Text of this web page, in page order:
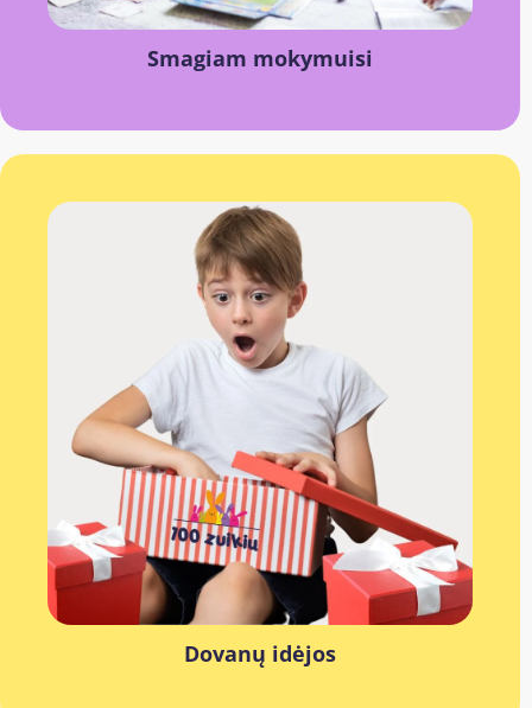
Smagiam mokymuisi
Dovanų idėjos